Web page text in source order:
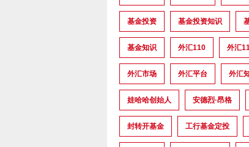
基金投资 基金投资知识
基金知识 外汇110 外汇
外汇市场 外汇平台 外汇
娃哈哈创始人 安德烈·昂格
封转开基金 工行基金定投